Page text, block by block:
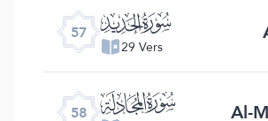
57 ﯦ
29 Vers
58 ﯧ Al-